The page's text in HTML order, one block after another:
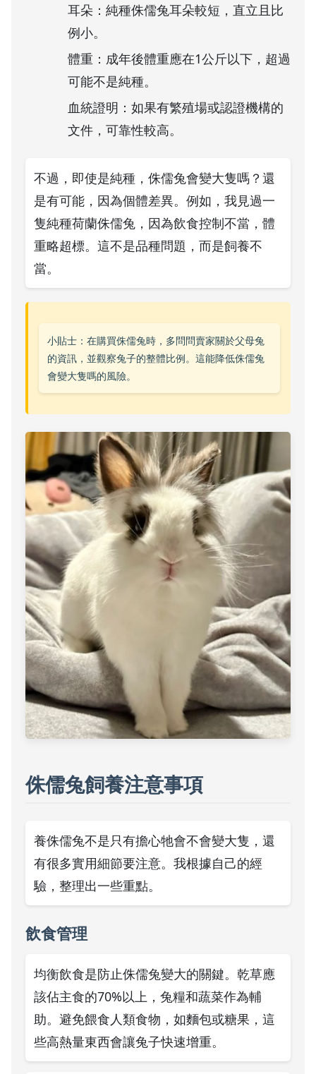
耳朵：純種侏儒兔耳朵較短，直立且比
例小。
體重：成年後體重應在1公斤以下，超過
可能不是純種。
血統證明：如果有繁殖場或認證機構的
文件，可靠性較高。
不過，即使是純種，侏儒兔會變大隻嗎？還
是有可能，因為個體差異。例如，我見過一
隻純種荷蘭侏儒兔，因為飲食控制不當，體
重略超標。這不是品種問題，而是飼養不
當。
小貼士：在購買侏儒兔時，多問問賣家關於父母兔
的資訊，並觀察兔子的整體比例。這能降低侏儒兔
會變大隻嗎的風險。
侏儒兔飼養注意事項
養侏儒兔不是只有擔心牠會不會變大隻，還
有很多實用細節要注意。我根據自己的經
驗，整理出一些重點。
飲食管理
均衡飲食是防止侏儒兔變大的關鍵。乾草應
該佔主食的70%以上，兔糧和蔬菜作為輔
助。避免餵食人類食物，如麵包或糖果，這
些高熱量東西會讓兔子快速增重。